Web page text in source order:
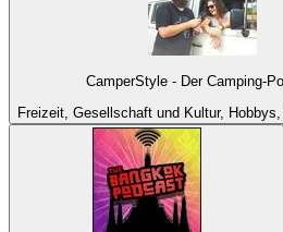
CamperStyle - Der Camping-
Freizeit, Gesellschaft und Kultur,